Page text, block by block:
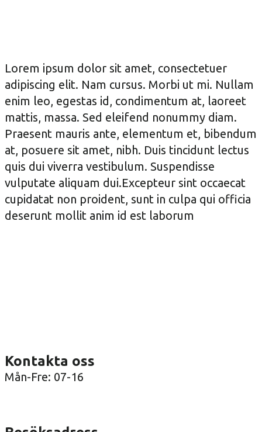
Lorem ipsum dolor sit amet, consectetuer
adipiscing elit. Nam cursus. Morbi ut mi. Nullam
enim leo, egestas id, condimentum at, laoreet
mattis, massa. Sed eleifend nonummy diam.
Praesent mauris ante, elementum et, bibendum
at, posuere sit amet, nibh. Duis tincidunt lectus
quis dui viverra vestibulum. Suspendisse
vulputate aliquam dui.Excepteur sint occaecat
cupidatat non proident, sunt in culpa qui officia
deserunt mollit anim id est laborum
Kontakta oss
Mån-Fre: 07-16